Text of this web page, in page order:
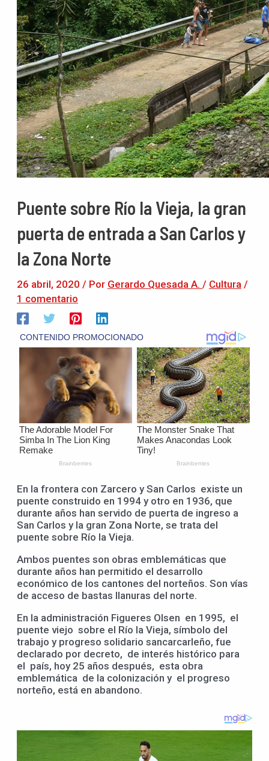
Puente sobre Río la Vieja, la gran
puerta de entrada a San Carlos y
la Zona Norte
26 abril, 2020 / Por Gerardo Quesada A. / Cultura /
1 comentario
En la frontera con Zarcero y San Carlos existe un
puente construido en 1994 y otro en 1936, que
durante años han servido de puerta de ingreso a
San Carlos y la gran Zona Norte, se trata del
puente sobre Río la Vieja.
Ambos puentes son obras emblemáticas que
durante años han permitido el desarrollo
económico de los cantones del norteños. Son vías
de acceso de bastas llanuras del norte.
En la administración Figueres Olsen en 1995, el
puente viejo sobre el Río la Vieja, símbolo del
trabajo y progreso solidario sancarcarleño, fue
declarado por decreto, de interés histórico para
el país, hoy 25 años después, esta obra
emblemática de la colonización y el progreso
norteño, está en abandono.